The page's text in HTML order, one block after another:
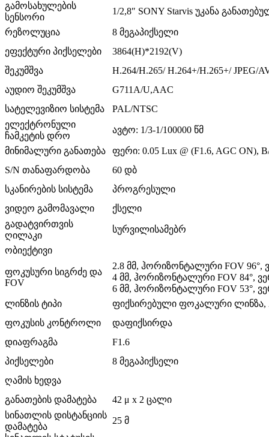
გამოსახულების
სენსორი
1/2,8″ SONY Starvis უკანა
რეზოლუცია
8 მეგაპიქსელი
ეფექტური პიქსელები
3864(H)*2192(V)
შეკუმშვა
H.264/H.265/ H.264+/H.265+/ JPEG/
აუდიო შეკუმშვა
G711A/U,AAC
სატელევიზიო სისტემა
PAL/NTSC
ელექტრონული
ჩამკეტის დრო
ავტო: 1/3-1/100000 წმ
მინიმალური განათება
ფერი: 0.05 Lux @ (F1.6, AGC ON),
S/N თანაფარდობა
60 დბ
სკანირების სისტემა
პროგრესული
ვიდეო გამომავალი
ქსელი
გადატვირთვის
ღილაკი
სურვილისამებრ
ობიექტივი
ფოკუსური სიგრძე და
FOV
2.8 მმ, ჰორიზონტალური FOV 96°,
4 მმ, ჰორიზონტალური FOV 84°,
6 მმ, ჰორიზონტალური FOV 53°,
ლინზის ტიპი
ფიქსირებული ფოკალური ლინზა,
ფოკუსის კონტროლი
დაფიქსირდა
დიაფრაგმა
F1.6
პიქსელები
8 მეგაპიქსელი
ღამის ხედვა
განათების დამატება
42 μ x 2 ცალი
სინათლის დისტანციის
დამატება
25 მ